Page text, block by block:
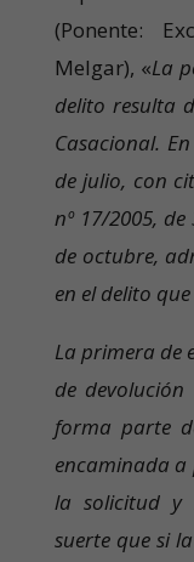
(Ponente:
Melgar), «La
delito resulta
Casacional.
de julio, con
nº 17/2005,
de octubre,
en el delito
La primera de
de
forma parte
encaminada
la solicitud y
suerte que si